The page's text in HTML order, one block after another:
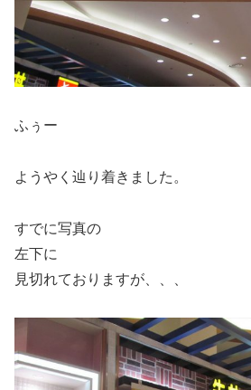
ふぅー
ようやく辿り着きました。
すでに写真の
左下に
見切れておりますが、、、